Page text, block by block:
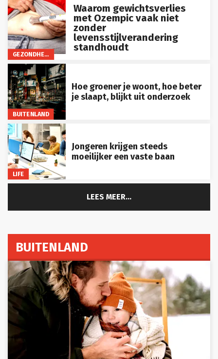
GEZONDHEID
Waarom gewichtsverlies
met Ozempic vaak niet
zonder
levensstijlverandering
standhoudt
BUITENLAND
Hoe groener je woont, hoe beter
je slaapt, blijkt uit onderzoek
LIFE
Jongeren krijgen steeds
moeilijker een vaste baan
LEES MEER...
BUITENLAND